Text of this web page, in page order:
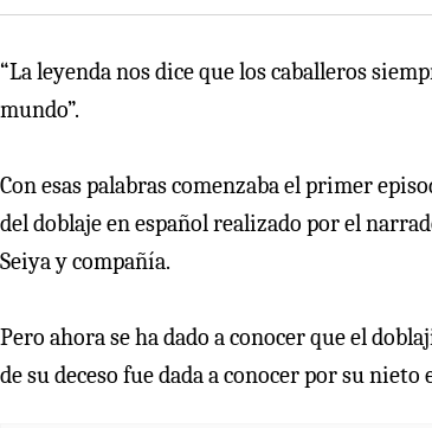
“La leyenda nos dice que los caballeros
mundo”.
Con esas palabras comenzaba el primer
del doblaje en español realizado por el
Seiya y compañía.
Pero ahora se ha dado a conocer que el
de su deceso fue dada a conocer por su nieto